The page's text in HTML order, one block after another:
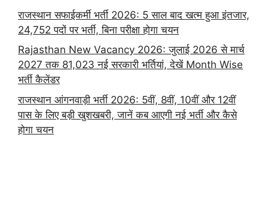
राजस्थान सफाईकर्मी भर्ती 2026: 5 साल बाद खत्म हुआ इंतजार,
24,752 पदों पर भर्ती, बिना परीक्षा होगा चयन
Rajasthan New Vacancy 2026: जुलाई 2026 से मार्च
2027 तक 81,023 नई सरकारी भर्तियां, देखें Month Wise
भर्ती कैलेंडर
राजस्थान आंगनवाड़ी भर्ती 2026: 5वीं, 8वीं, 10वीं और 12वीं
पास के लिए बड़ी खुशखबरी, जानें कब आएगी नई भर्ती और कैसे
होगा चयन